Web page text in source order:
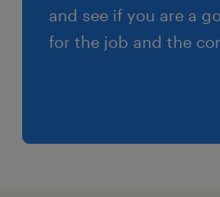
and see if you are a
for the job and the